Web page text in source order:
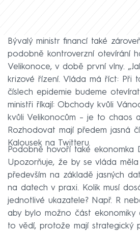
Bývalý ministr financí také
podobně kontroverzní otevírání
Velikonoce, v době první vlny.
krizové řízení. Vláda má říct: Při
číslech epidemie budeme
ministři říkají: Obchody kvůli
kvůli Velikonocům – je to chaos
Rozhodovat mají předem jasná
Kalousek na Twitteru.
Podobně hovoří také ekonomka
Upozorňuje, že by se vláda
především na základě jasných
na datech v praxi. Kolik musí
jednotlivé ukazatele? Např. R
aby bylo možno část ekonomiky
to vědí, protože mají strategický